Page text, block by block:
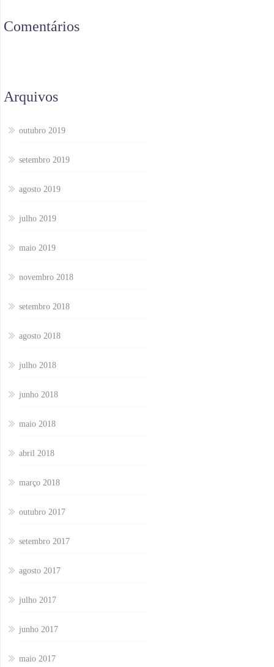
Comentários
Arquivos
outubro 2019
setembro 2019
agosto 2019
julho 2019
maio 2019
novembro 2018
setembro 2018
agosto 2018
julho 2018
junho 2018
maio 2018
abril 2018
março 2018
outubro 2017
setembro 2017
agosto 2017
julho 2017
junho 2017
maio 2017